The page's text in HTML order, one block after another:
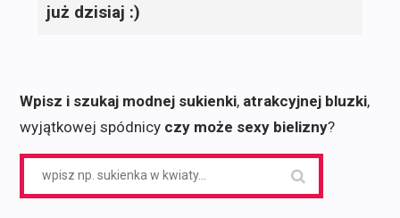
już dzisiaj :)
Wpisz i szukaj modnej sukienki, atrakcyjnej bluzki,
wyjątkowej spódnicy czy może sexy bielizny?